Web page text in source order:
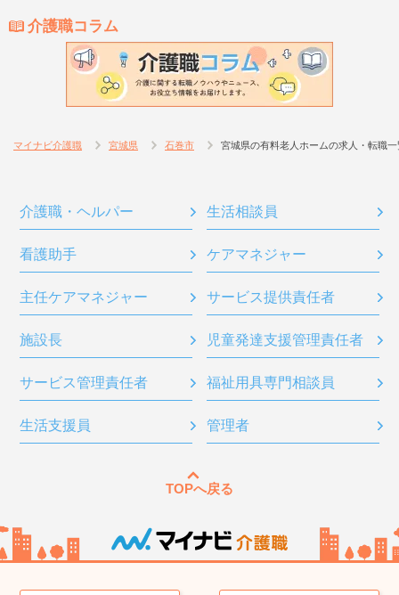
介護職コラム
マイナビ介護職 宮城県 石巻市 宮城県の有料老人ホームの求人・転職一
介護職・ヘルパー 生活相談員
看護助手 ケアマネジャー
主任ケアマネジャー サービス提供責任者
施設長 児童発達支援管理責任者
サービス管理責任者 福祉用具専門相談員
生活支援員 管理者
TOPへ戻る